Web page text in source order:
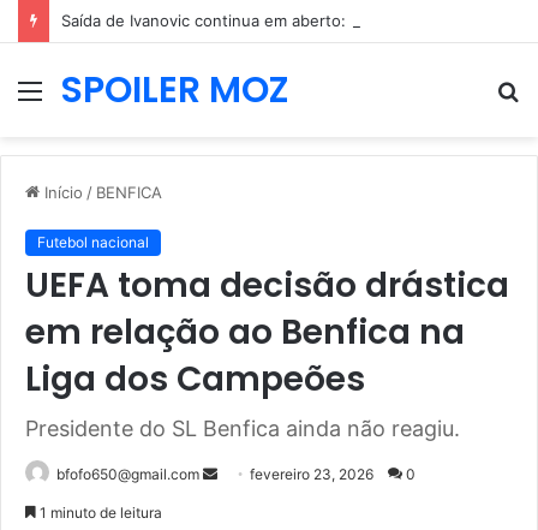
MenuSPOILER MOZ
Início / BENFICA
Futebol nacional
UEFA toma decisão drástica
em relação ao Benfica na
Liga dos Campeões
Presidente do SL Benfica ainda não reagiu.
bfofo650@gmail.com
Mandefevereiro 23, 2026 0
1 minuto de leitura